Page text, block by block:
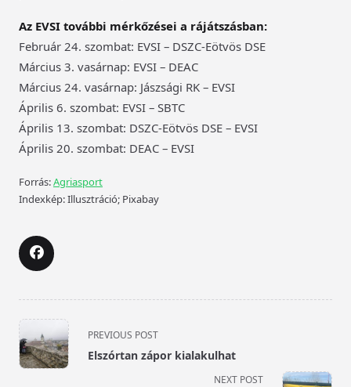
Az EVSI további mérkőzései a rájátszásban:
Február 24. szombat: EVSI – DSZC-Eötvös DSE
Március 3. vasárnap: EVSI – DEAC
Március 24. vasárnap: Jászsági RK – EVSI
Április 6. szombat: EVSI – SBTC
Április 13. szombat: DSZC-Eötvös DSE – EVSI
Április 20. szombat: DEAC – EVSI
Forrás:Agriasport
Indexkép: Illusztráció; Pixabay
<span
class="nav-
subtitle
PREVIOUS POST
Elszórtan zápor kialakulhat
NEXT POST